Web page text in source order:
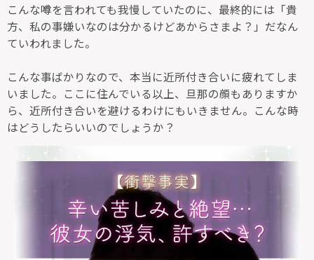
こんな噂を言われても我慢していたのに、最終的には「貴
方、私の事嫌いなのは分かるけどあからさまよ？」だなん
ていわれました。
こんな事ばかりなので、本当に近所付き合いに疲れてしま
いました。ここに住んでいる以上、旦那の顔もありますか
ら、近所付き合いを避けるわけにもいきません。こんな時
はどうしたらいいのでしょうか？